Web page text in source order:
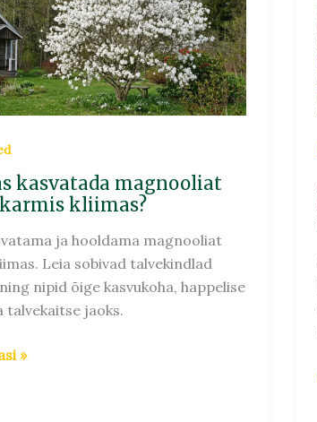
kasvatada magnooliat
kliimas?
ja hooldama magnooliat
Leia sobivad talvekindlad
nipid õige kasvukoha, happelise
talvekaitse jaoks.
»